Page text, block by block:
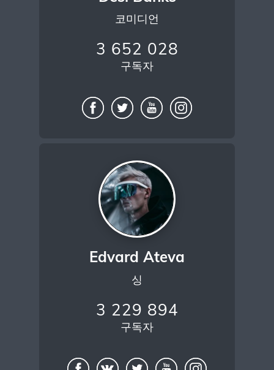
코미디언
3 652 028
구독자
Edvard Ateva
싱
3 229 894
구독자